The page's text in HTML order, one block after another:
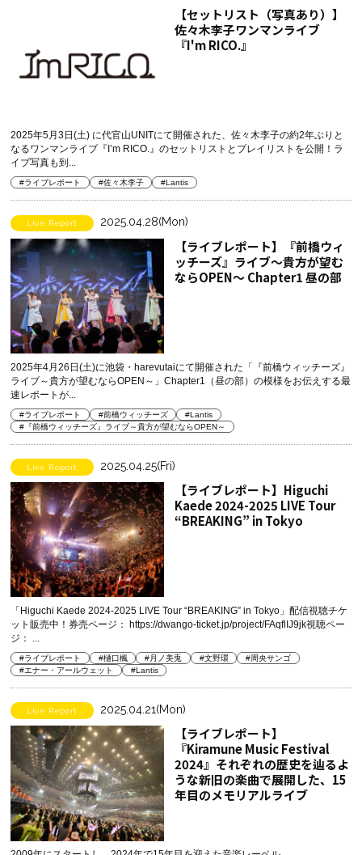
【セットリスト（写真あり）】
佐々木李子ワンマンライブ
『I'm RICO.』
2025年5月3日(土) に代官山UNITにて開催された、佐々木李子の約2年ぶりと
なるワンマンライブ『I’m RICO.』のセットリストとプレイリストを公開！ラ
イブ写真も到...
#ライブレポート #佐々木李子 #Lantis
Live Report 2025.04.28(Mon)
【ライブレポート】『前橋ウィ
ッチーズ』ライブ～貴方が望む
ならOPEN～ Chapter1 昼の部
2025年4月26日(土)に池袋・harevutaiにて開催された「『前橋ウィッチーズ』
ライブ～貴方が望むならOPEN～」Chapter1（昼の部）の模様をお伝えする最
速レポートが...
#ライブレポート #前橋ウィッチーズ
#Lantis
#『前橋ウィッチーズ』ライブ～貴方が望むならOPEN～
Live Report 2025.04.25(Fri)
【ライブレポート】Higuchi
Kaede 2024-2025 LIVE Tour
“BREAKING” in Tokyo
「Higuchi Kaede 2024-2025 LIVE Tour “BREAKING” in Tokyo」配信視聴チケ
ット販売中！券売ページ： https://dwango-ticket.jp/project/FAqflIJ9jk視聴ペー
ジ： ...
#ライブレポート #樋口楓 #月ノ美兎 #文野環
#周央サンゴ
#エナー・アールウェット
#Lantis
Live Report 2025.04.21(Mon)
【ライブレポート】
『Kiramune Music Festival
2024』それぞれの歴史を辿るよ
うな新旧の楽曲で展開した、15
年目のメモリアルライブ